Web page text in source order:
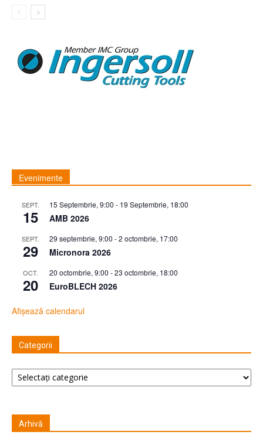
Evenimente
SEPT.
15
15 Septembrie, 9:00 - 19 Septembrie, 18:00
AMB 2026
SEPT.
29
29 septembrie, 9:00 -2 octombrie, 17:00
Micronora 2026
OCT.
20
20 octombrie, 9:00 -23 octombrie, 18:00
EuroBLECH 2026
Afișează calendarul
Categorii
Categorii
Arhivă